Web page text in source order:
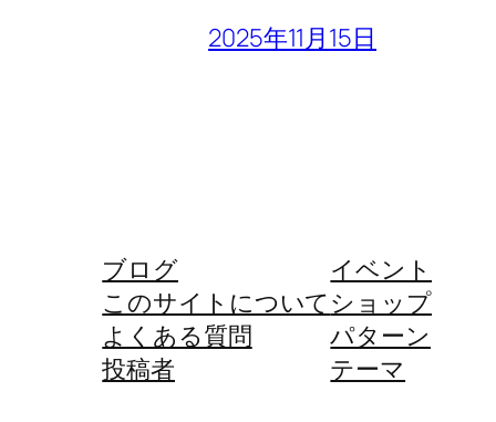
2025年11月15日
ブログ
このサイトについて
よくある質問
投稿者
イベント
ショップ
パターン
テーマ